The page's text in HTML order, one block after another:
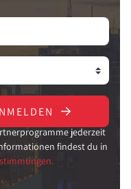
jederzeit
findest du in